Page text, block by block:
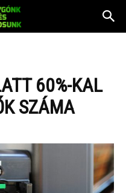
60%-KAL
SZÁMA